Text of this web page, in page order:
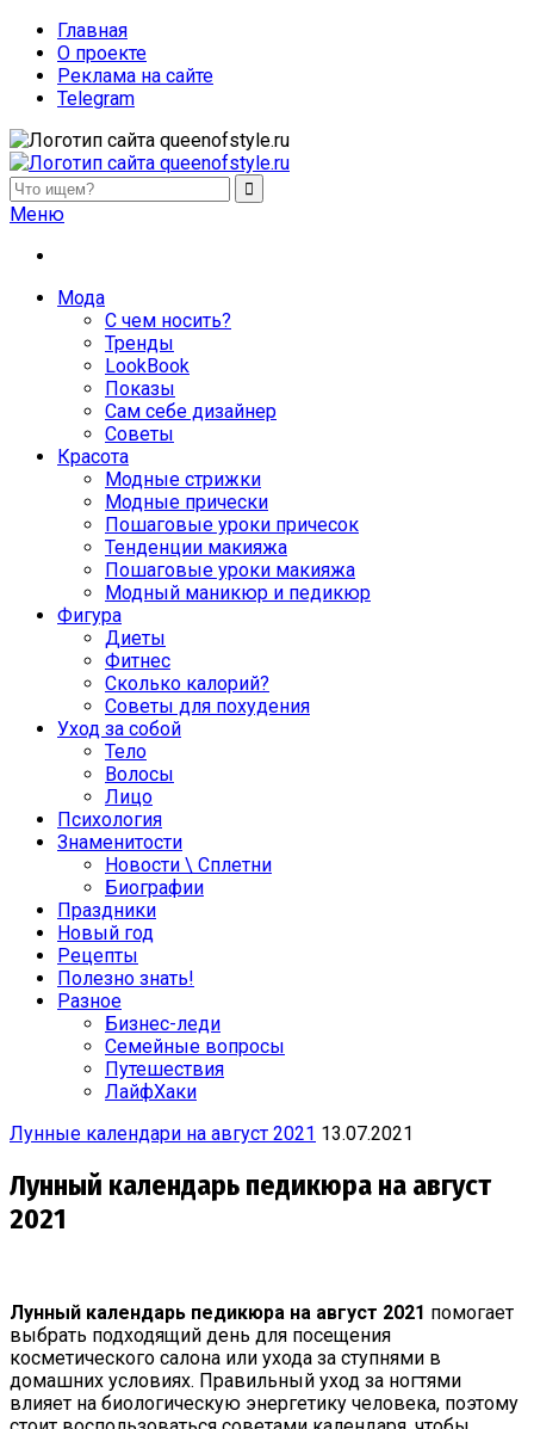
Главная
О проекте
Реклама на сайте
Telegram
queenofstyle.ru
Женский сайт о моде и красоте. Истории преображения и
похудения, отзывы о процедурах и косметике
Меню
Мода
С чем носить?
Тренды
LookBook
Показы
Сам себе дизайнер
Советы
Красота
Модные стрижки
Модные прически
Пошаговые уроки причесок
Тенденции макияжа
Пошаговые уроки макияжа
Модный маникюр и педикюр
Фигура
Диеты
Фитнес
Сколько калорий?
Советы для похудения
Уход за собой
Тело
Волосы
Лицо
Психология
Знаменитости
Новости \ Сплетни
Биографии
Праздники
Новый год
Рецепты
Полезно знать!
Разное
Бизнес-леди
Семейные вопросы
Путешествия
ЛайфХаки
Лунные календари на август 2021 13.07.2021
Лунный календарь педикюра на август
2021
Лунный календарь педикюра на август 2021 помогает
выбрать подходящий день для посещения
косметического салона или ухода за ступнями в
домашних условиях. Правильный уход за ногтями
влияет на биологическую энергетику человека, поэтому